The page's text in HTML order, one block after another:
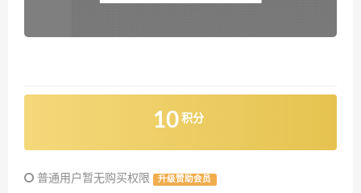
10 积分
普通用户暂无购买权限 升级赞助会员